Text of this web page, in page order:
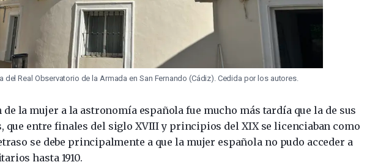
del Real Observatorio de la Armada en San Fernando (Cádiz). Cedida por los autores.
la mujer a la astronomía española fue mucho más tardía que la de sus
que entre finales del siglo XVIII y principios del XIX se licenciaban como
se debe principalmente a que la mujer española no pudo acceder a
hasta 1910.